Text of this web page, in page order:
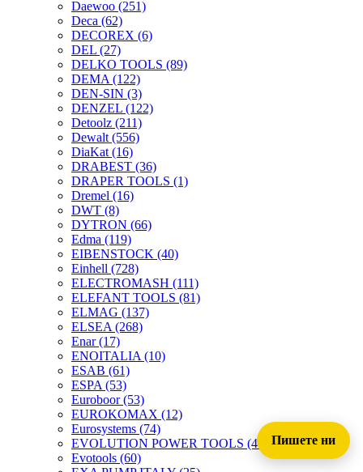
Daewoo (251)
Deca (62)
DECOREX (6)
DEL (27)
DELKO TOOLS (89)
DEMA (122)
DEN-SIN (3)
DENZEL (122)
Detoolz (211)
Dewalt (556)
DiaKat (16)
DRABEST (36)
DRAPER TOOLS (1)
Dremel (16)
DWT (8)
DYTRON (66)
Edma (119)
EIBENSTOCK (40)
Einhell (728)
ELECTROMASH (111)
ELEFANT TOOLS (81)
ELMAG (137)
ELSEA (268)
Enar(17)
ENOITALIA (10)
ESAB (61)
ESPA (53)
Euroboor(53)
EUROKOMAX (12)
Eurosystems (74)
EVOLUTION POWER TOOLS (45)
Evotools (60)
Пишете ни